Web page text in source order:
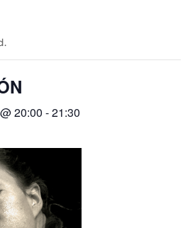
20:00 -21:30